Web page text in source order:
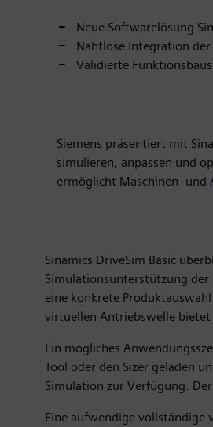
Neue Softwarelösung
Nahtlose Integration
Validierte
Siemens präsentiert mit
simulieren, anpassen und
ermöglicht Maschinen- und
Sinamics DriveSim Basic
Simulationsunterstützung
eine konkrete
virtuellen Antriebswelle bietet
Ein mögliches
Tool oder den Sizer geladen
Simulation zur Verfügung.
Eine aufwendige vollständige